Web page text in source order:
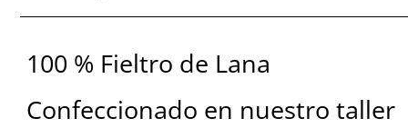
100 % Fieltro de Lana
Confeccionado en nuestro taller